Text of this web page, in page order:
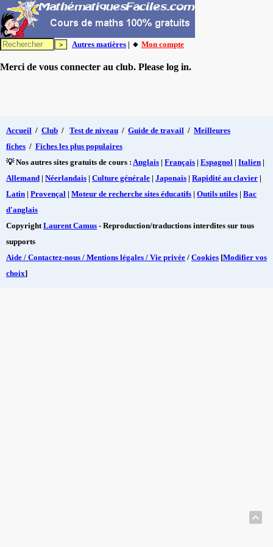
Autres matières | 🔸 Mon compte
Merci de vous connecter au club. Please log in.
Accueil / Club / Test de niveau / Guide de travail / Meilleures
fiches / Fiches les plus populaires
💡 Nos autres sites gratuits de cours : Anglais | Français | Espagnol | Italien |
Allemand | Néerlandais | Culture générale | Japonais | Rapidité au clavier |
Latin | Provençal | Moteur de recherche sites éducatifs | Outils utiles | Bac
d'anglais
CopyrightLaurent Camus - Reproduction/traductions interdites sur tous
supports
Aide / Contactez-nous / Mentions légales / Vie privée / Cookies [Modifier vos
choix]